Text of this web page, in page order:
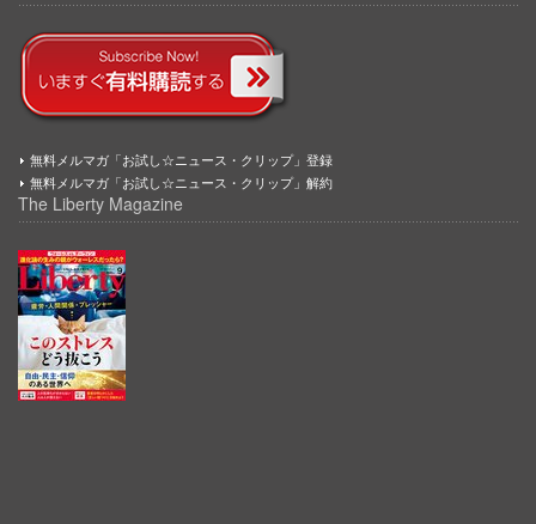
無料メルマガ「お試し☆ニュース・クリップ」登録
無料メルマガ「お試し☆ニュース・クリップ」解約
The Liberty Magazine